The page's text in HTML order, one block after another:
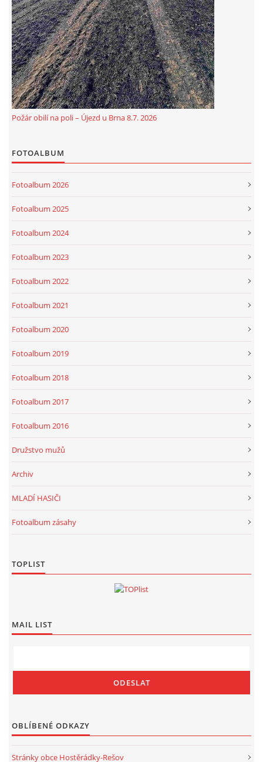
© 2026 eStránky.cz |Aktualizováno: 5. 8. 2026
Požár obilí na poli – Újezd u Brna 8.7. 2026
FOTOALBUM
Fotoalbum 2026
Fotoalbum 2025
Fotoalbum 2024
Fotoalbum 2023
Fotoalbum 2022
Fotoalbum 2021
Fotoalbum 2020
Fotoalbum 2019
Fotoalbum 2018
Fotoalbum 2017
Fotoalbum 2016
Družstvo mužů
Archiv
MLADÍ HASIČI
Fotoalbum zásahy
TOPLIST
MAIL LIST
OBLÍBENÉ ODKAZY
Stránky obce Hostěrádky-Rešov